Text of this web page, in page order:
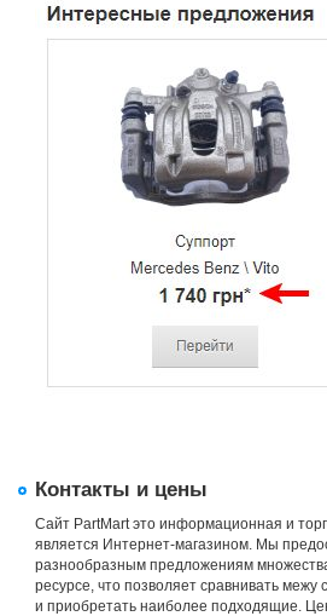
Контакты и цены
Сайт PartMart это информационная и
является Интернет-магазином. Мы
разнообразным предложениям
ресурсе, что позволяет сравнивать
и приобретать наиболее подходящие.